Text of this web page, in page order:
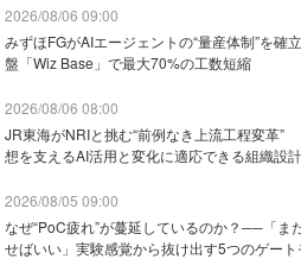
2026/08/06 09:00
みずほFGがAIエージェントの“量産体制”を
盤「Wiz Base」で最大70%の工数短縮
2026/08/06 08:00
JR東海がNRIと挑む“前例なき上流工程変革”
想を支えるAI活用と変化に適応できる組織設計
2026/08/05 09:00
なぜ“PoC疲れ”が蔓延しているのか？──「ま
せばいい」実験感覚から抜け出す5つのゲー